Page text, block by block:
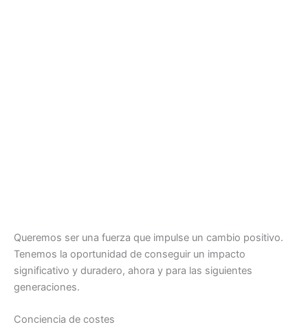
Queremos ser una fuerza que impulse un cambio positivo.
Tenemos la oportunidad de conseguir un impacto
significativo y duradero, ahora y para las siguientes
generaciones.
Conciencia de costes